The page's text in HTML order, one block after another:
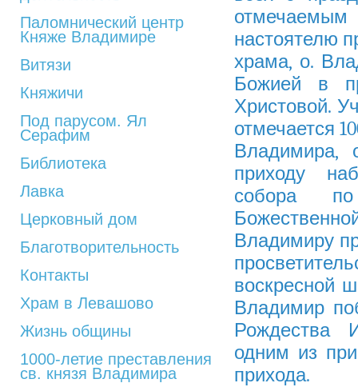
Паломнический центр
Княже Владимире
Витязи
Княжичи
Под парусом. Ял
Серафим
Библиотека
Лавка
Церковный дом
Благотворительность
Контакты
Храм в Левашово
Жизнь общины
1000-летие преставления
св. князя Владимира
настоятелю
храма, о.
Божией в
Христовой.
отмечается
Владимира,
приходу
собора
Владимиру
воскресной
Владимир
Рождества
одним из
прихода.